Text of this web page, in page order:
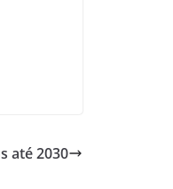
até 2030